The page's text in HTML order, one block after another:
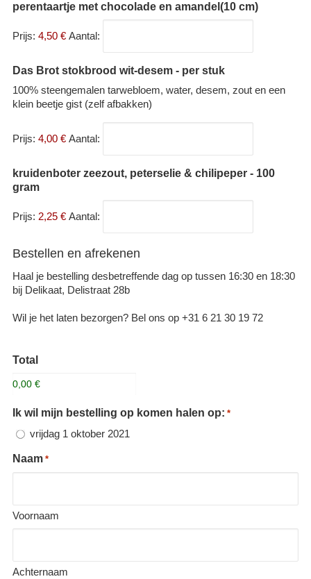
perentaartje met chocolade en amandel(10 cm)
Prijs: 4,50 € Aantal:
Das Brot stokbrood wit-desem - per stuk
100% steengemalen tarwebloem, water, desem, zout en een
klein beetje gist (zelf afbakken)
Prijs: 4,00 € Aantal:
kruidenboter zeezout, peterselie & chilipeper - 100
gram
Prijs: 2,25 € Aantal:
Bestellen en afrekenen
Haal je bestelling desbetreffende dag op tussen 16:30 en 18:30
bij Delikaat, Delistraat 28b
Wil je het laten bezorgen? Bel ons op +31 6 21 30 19 72
Total
Ik wil mijn bestelling op komen halen op: *
vrijdag 1 oktober 2021
Naam *
Voornaam
Achternaam